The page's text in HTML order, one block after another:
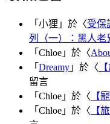
「 小狸 」於〈受保
列（一）：黑人老
「 Chloe 」於〈
「 Dreamy 」於〈
留言
「 Chloe 」於〈 【
「 Chloe 」於〈 【